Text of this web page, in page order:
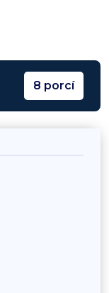
8 porcí